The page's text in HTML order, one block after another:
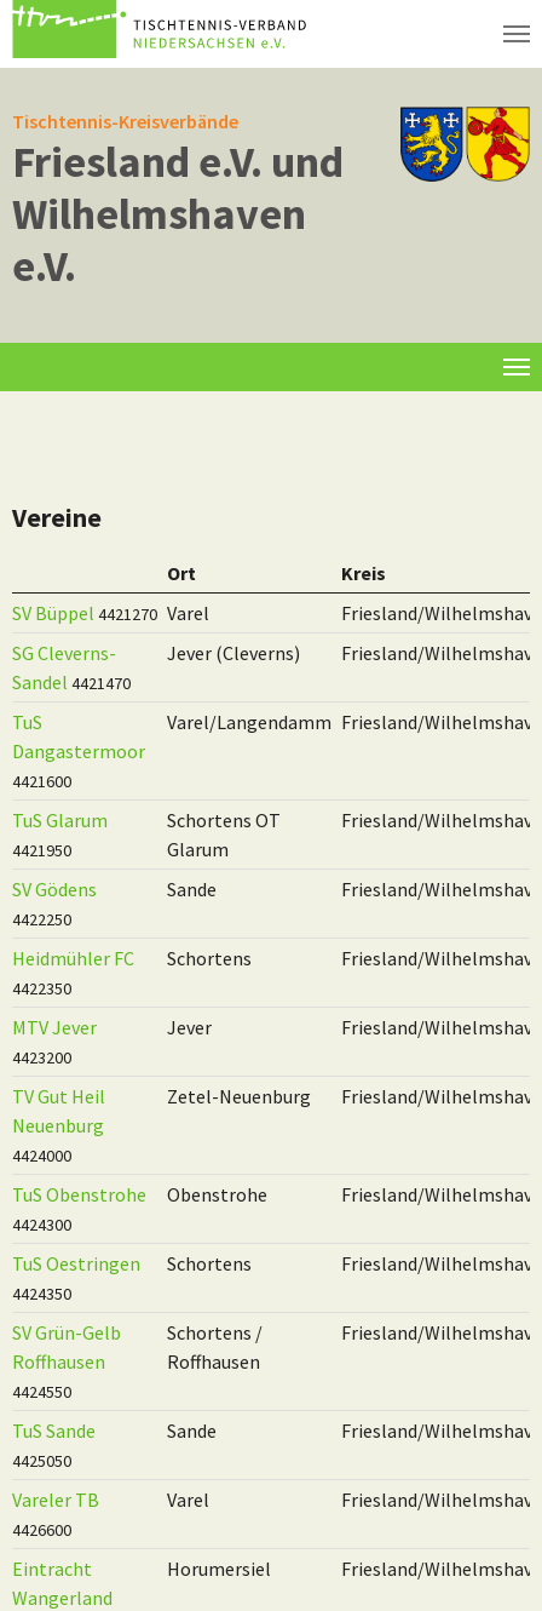
Tischtennis-Kreisverbände
Friesland e.V. und
Wilhelmshaven
e.V.
Vereine
Verein
Ort
Kreis
SV Büppel 4421270 Varel
Friesland/
SG Cleverns-
Sandel 4421470
Jever (Cleverns) Friesland/
TuS
Dangastermoor
4421600
Varel/Langendamm Friesland/
TuS Glarum
4421950
Schortens OT
Glarum
Friesland/
SV Gödens
4422250
Sande Friesland/
Heidmühler FC
4422350
Schortens Friesland/
MTV Jever
4423200
Jever Friesland/
TV Gut Heil
Neuenburg
4424000
Zetel-Neuenburg Friesland/
TuS Obenstrohe
4424300
Obenstrohe Friesland/
TuS Oestringen
4424350
Schortens Friesland/
SV Grün-Gelb
Roffhausen
4424550
Schortens /
Roffhausen
Friesland/
TuS Sande
4425050
Sande Friesland/
Vareler TB
4426600
Varel Friesland/
Eintracht
Wangerland
Horumersiel Friesland/